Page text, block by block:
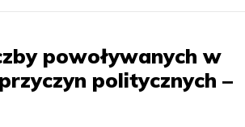
powoływanych w
politycznych –